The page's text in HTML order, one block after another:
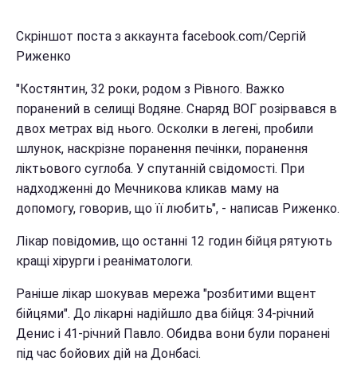
Скріншот поста з аккаунта facebook.com/Сергій
Риженко
"Костянтин, 32 роки, родом з Рівного. Важко
поранений в селищі Водяне. Снаряд ВОГ розірвався в
двох метрах від нього. Осколки в легені, пробили
шлунок, наскрізне поранення печінки, поранення
ліктьового суглоба. У спутанній свідомості. При
надходженні до Мечникова кликав маму на
допомогу, говорив, що її любить", - написав Риженко.
Лікар повідомив, що останні 12 годин бійця рятують
кращі хірурги і реаніматологи.
Раніше лікар шокував мережа "розбитими вщент
бійцями". До лікарні надійшло два бійця: 34-річний
Денис і 41-річний Павло. Обидва вони були поранені
під час бойових дій на Донбасі.